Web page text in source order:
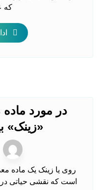
که
در مورد
«زینک»
روی یا زینک یک ماده
است که نقشی حیاتی در